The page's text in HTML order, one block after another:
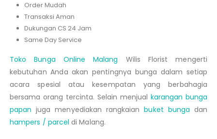
Order Mudah
Transaksi Aman
Dukungan CS 24 Jam
Same Day Service
Toko Bunga Online Malang Wilis Florist mengerti
kebutuhan Anda akan pentingnya bunga dalam setiap
acara spesial atau kesempatan yang berbahagia
bersama orang tercinta. Selain menjual karangan bunga
papan juga menyediakan rangkaianbuket bunga dan
hampers / parcel di Malang.